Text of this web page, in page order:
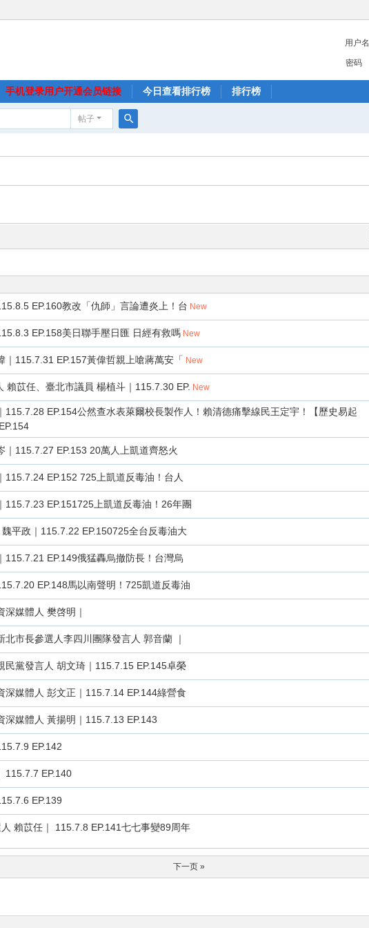
用户名
密码
手机登录用户开通会员链接 今日查看排行榜 排行榜
帖子
索
EP.160教改「仇師」言論遭炎上！台 New
EP.158美日聯手壓日匯 日經有救嗎 New
｜115.7.31 EP.157黃偉哲親上嗆蔣萬安「 New
賴苡任、臺北市議員 楊植斗｜115.7.30 EP. New
115.7.28 EP.154公然查水表萊爾校長製作人！賴清德痛擊線民王定宇！【歷史易起
｜115.7.27 EP.153 20萬人上凱道齊怒火
115.7.24 EP.152 725上凱道反毒油！台人
115.7.23 EP.151725上凱道反毒油！26年團
平政｜115.7.22 EP.150725全台反毒油大
115.7.21 EP.149俄猛轟烏撤防長！台灣烏
EP.148馬以南聲明！725凱道反毒油
深媒體人 樊啓明｜
市長參選人李四川團隊發言人 郭音蘭 ｜
民黨發言人 胡文琦｜115.7.15 EP.145卓榮
深媒體人 彭文正｜115.7.14 EP.144綠營食
深媒體人 黃揚明｜115.7.13 EP.143
EP.142
115.7.7 EP.140
EP.139
賴苡任｜ 115.7.8 EP.141七七事變89周年
下一页 »